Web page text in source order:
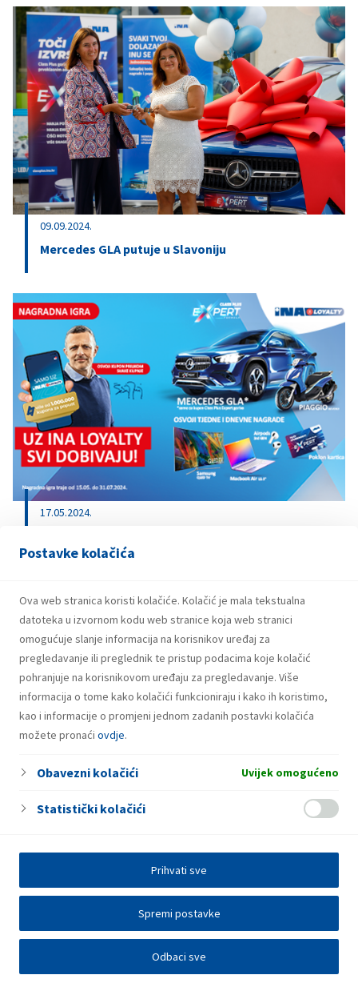
Postavke kolačića
Ova web stranica koristi kolačiće. Kolačić je mala tekstualna
datoteka u izvornom kodu web stranice koja web stranici
omogućuje slanje informacija na korisnikov uređaj za
pregledavanje ili preglednik te pristup podacima koje kolačić
pohranjuje na korisnikovom uređaju za pregledavanje. Više
informacija o tome kako kolačići funkcioniraju i kako ih koristimo,
kao i informacije o promjeni jednom zadanih postavki kolačića
možete pronaći ovdje.
Obavezni kolačići Uvijek omogućeno
Statistički kolačići
Odbaci sve
Spremi postavke
Prihvati sve
09.09.2024.
Mercedes GLA putuje u Slavoniju
17.05.2024.
Prethodna
1 2 3 4 … 30
Sljedeća